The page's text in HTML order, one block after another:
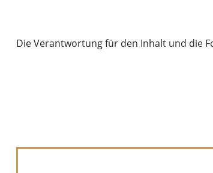
Die Verantwortung für den Inhalt und die